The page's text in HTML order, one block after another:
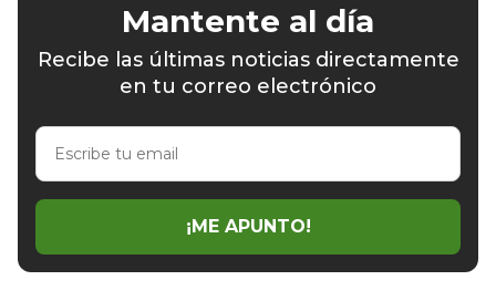
Mantente al día
Recibe las últimas noticias directamente
en tu correo electrónico
Escribe
email
¡ME APUNTO!